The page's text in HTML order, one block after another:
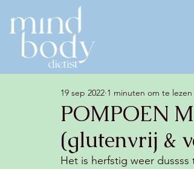
POMPOEN
(glutenvrij &
19 sep 2022 1 minuten om te lezen
Het is herfstig weer